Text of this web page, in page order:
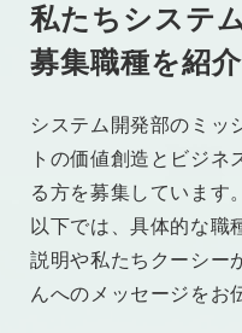
私たち システ
募集職種を紹介
システム開発部のミッ
トの価値創造とビジネ
る方を募集しています。
以下では、具体的な職
説明や私たちクーシー
んへのメッセージをお